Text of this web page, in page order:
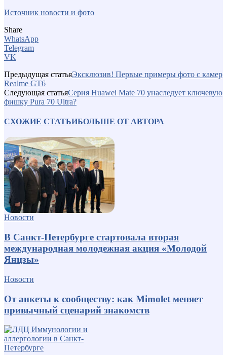
Источник новости и фото
Share
WhatsApp
Telegram
VK
Предыдущая статьяЭксклюзив! Первые примеры фото с камер
Realme GT6
Следующая статьяСерия Huawei Mate 70 унаследует ключевую
фишку Pura 70 Ultra?
СХОЖИЕ СТАТЬИБОЛЬШЕ ОТ АВТОРА
Новости
В Санкт-Петербурге стартовала вторая
международная молодежная акция «Молодой
Янцзы»
Новости
От анкеты к сообществу: как Mimolet меняет
привычный сценарий знакомств